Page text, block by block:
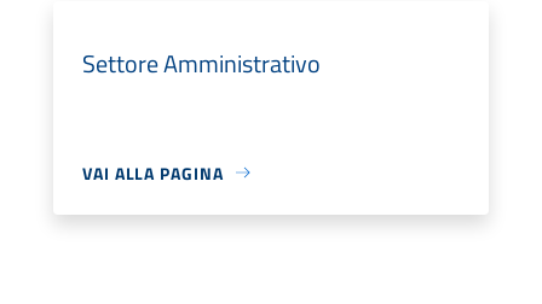
Settore Amministrativo
VAI ALLA PAGINA